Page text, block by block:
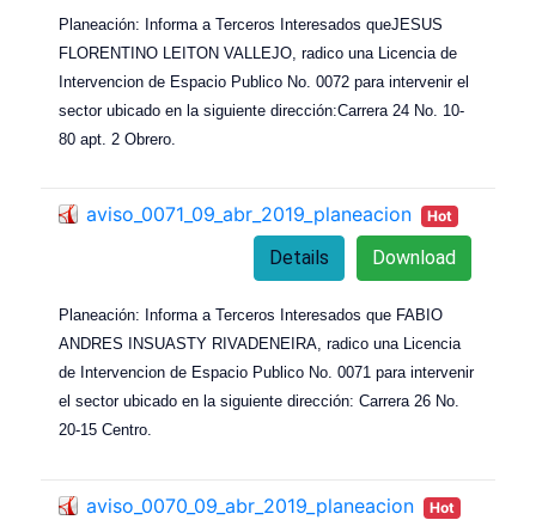
Planeación: Informa a Terceros Interesados queJESUS
FLORENTINO LEITON VALLEJO, radico una Licencia de
Intervencion de Espacio Publico No. 0072 para intervenir el
sector ubicado en la siguiente dirección:Carrera 24 No. 10-
80 apt. 2 Obrero.
aviso_0071_09_abr_2019_planeacion Hot
Download
Details
Planeación: Informa a Terceros Interesados que FABIO
ANDRES INSUASTY RIVADENEIRA, radico una Licencia
de Intervencion de Espacio Publico No. 0071 para intervenir
el sector ubicado en la siguiente dirección: Carrera 26 No.
20-15 Centro.
aviso_0070_09_abr_2019_planeacion Hot